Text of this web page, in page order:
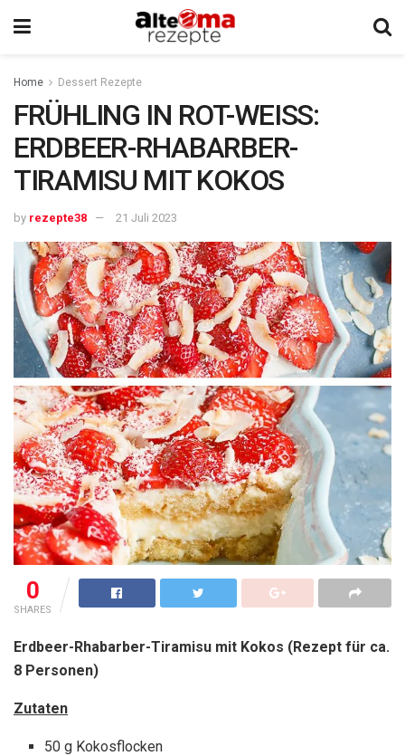
Home Dessert Rezepte
FRÜHLING IN ROT-WEISS:
ERDBEER-RHABARBER-
TIRAMISU MIT KOKOS
by rezepte38 21 Juli 2023
0
SHARES
Erdbeer-Rhabarber-Tiramisu mit Kokos (Rezept für ca.
8 Personen)
Zutaten
50 g Kokosflocken